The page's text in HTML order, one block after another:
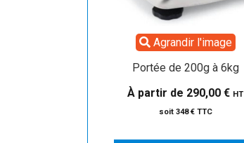
Agrandir l'image
Portée de 200g à 6kg
À partir de 290,00€ HT
soit 348 € TTC